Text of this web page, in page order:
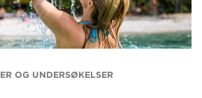
OG UNDERSØKELSER